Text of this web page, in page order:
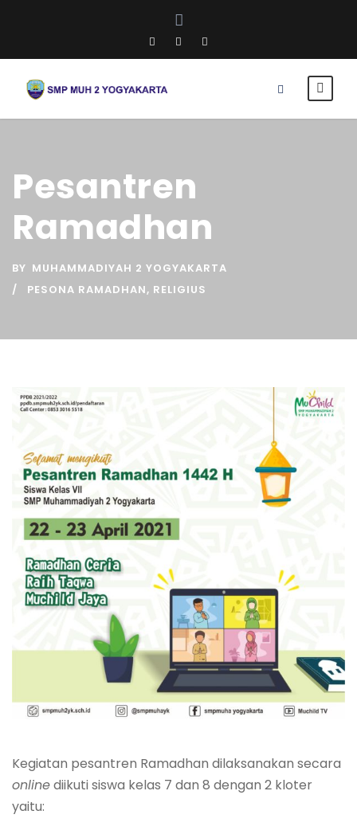
Pesantren
Ramadhan
BY MUHAMMADIYAH 2 YOGYAKARTA
PESONA RAMADHAN, RELIGIUS
Kegiatan pesantren Ramadhan dilaksanakan secara
onlinediikuti siswa kelas 7 dan 8 dengan 2 kloter
yaitu: